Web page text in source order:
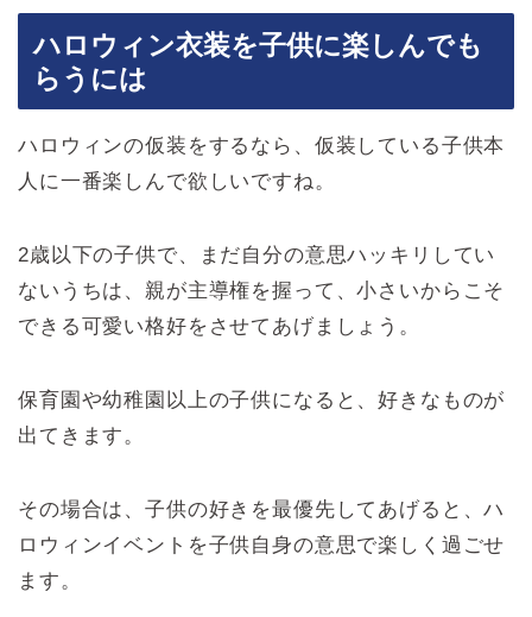
ハロウィン衣装を子供に楽しんでも
らうには
ハロウィンの仮装をするなら、仮装している子供本
人に一番楽しんで欲しいですね。
2歳以下の子供で、まだ自分の意思ハッキリしてい
ないうちは、親が主導権を握って、小さいからこそ
できる可愛い格好をさせてあげましょう。
保育園や幼稚園以上の子供になると、好きなものが
出てきます。
その場合は、子供の好きを最優先してあげると、ハ
ロウィンイベントを子供自身の意思で楽しく過ごせ
ます。